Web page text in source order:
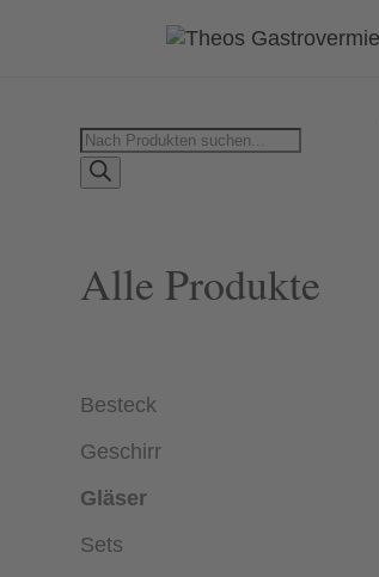
Products
search
Alle Produkte
Besteck
Geschirr
Gläser
Sets